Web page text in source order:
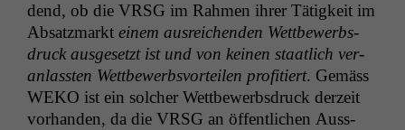
dend, ob die VRSG im Rah­men ihrer Tätigkeit im
Absatz­markt einem aus­re­ichen­den Wet­tbe­werb­s­
druck aus­ge­set­zt ist und von keinen staatlich ver­
an­lassten Wet­tbe­werb­svorteilen prof­i­tiert. Gemäss
WEKO ist ein solch­er Wet­tbe­werb­s­druck derzeit
vorhan­den, da die VRSG an öffentlichen Auss­